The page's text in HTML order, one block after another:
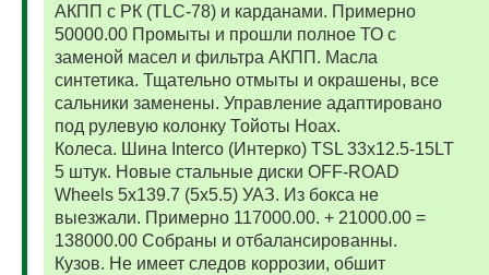
АКПП с РК (TLC-78) и карданами. Примерно
50000.00 Промыты и прошли полное ТО с
заменой масел и фильтра АКПП. Масла
синтетика. Тщательно отмыты и окрашены, все
сальники заменены. Управление адаптировано
под рулевую колонку Тойоты Ноах.
Колеса. Шина Interco (Интерко) TSL 33x12.5-15LT
5 штук. Новые стальные диски OFF-ROAD
Wheels 5x139.7 (5x5.5) УАЗ. Из бокса не
выезжали. Примерно 117000.00. + 21000.00 =
138000.00 Собраны и отбалансированны.
Кузов. Не имеет следов коррозии, обшит